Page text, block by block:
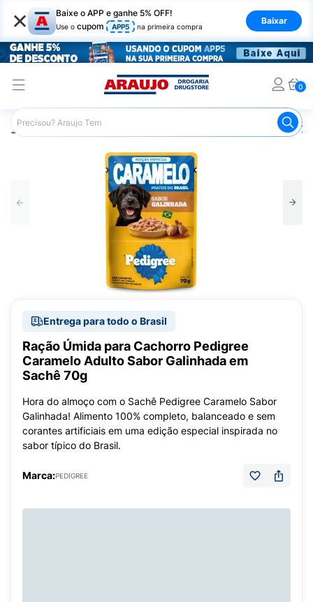
× Baixe o APP e ganhe 5% OFF!
Use o cupom APP5 na primeira compra
Baixar
0
Araujo Pet Shop Ração para Cachorro
Entrega para todo o Brasil
Ração Úmida para Cachorro Pedigree
Caramelo Adulto Sabor Galinhada em
Sachê 70g
Hora do almoço com o Sachê Pedigree Caramelo Sabor
Galinhada! Alimento 100% completo, balanceado e sem
corantes artificiais em uma edição especial inspirada no
sabor típico do Brasil.
Marca:PEDIGREE